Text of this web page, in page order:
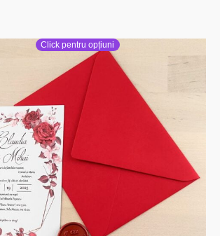
Click pentru opțiuni